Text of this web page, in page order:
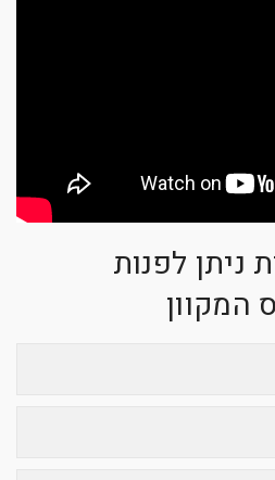
ניתן לפנות
המקוון